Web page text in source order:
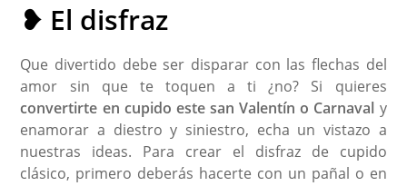
❥ El disfraz
Que divertido debe ser disparar con las flechas del
amor sin que te toquen a ti ¿no? Si quieres
convertirte en cupido este san Valentín o Carnaval y
enamorar a diestro y siniestro, echa un vistazo a
nuestras ideas. Para crear el disfraz de cupido
clásico, primero deberás hacerte con un pañal o en